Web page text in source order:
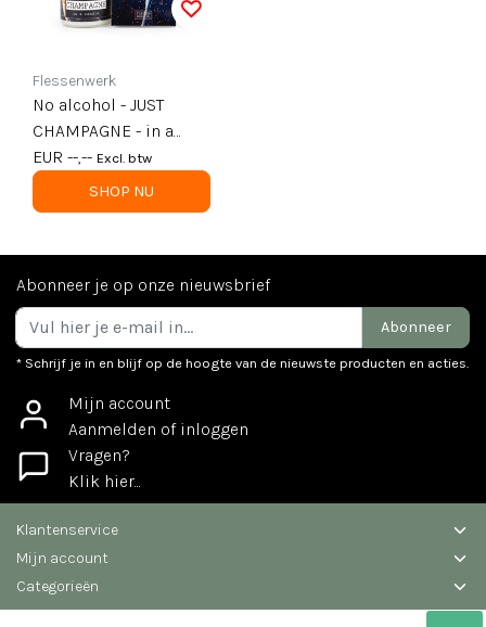
Flessenwerk
No alcohol - JUST
CHAMPAGNE - in a
candle, in luxe
verpakking - per 6
EUR --,-- Excl. btw
SHOP NU
Abonneer je op onze nieuwsbrief
Abonneer
* Schrijf je in en blijf op de hoogte van de nieuwste producten en acties.
Mijn account
Aanmelden of inloggen
Vragen?
Klik hier...
Klantenservice
Mijn account
Categorieën
Contactgegevens